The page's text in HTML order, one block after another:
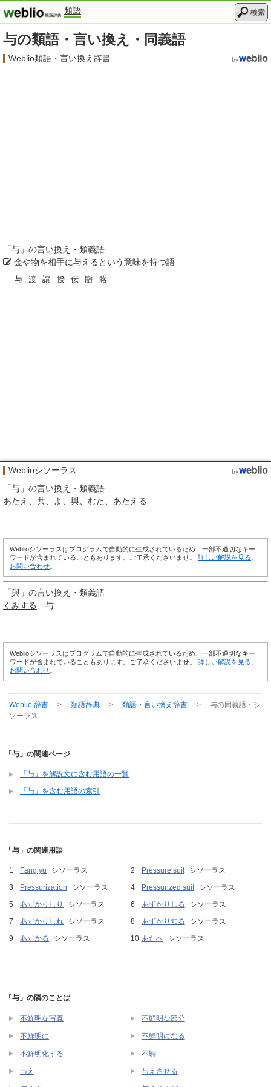
類語 検索
与の類語・言い換え・同義語
Weblio類語・言い換え辞書
「与 」の言い換え・類義語
金や物を相手に与え るという意味を持つ語
与 渡 譲 授 伝 贈 賂
Weblioシソーラス
「与 」の言い換え・類義語
あたえ
共 よ 與 むた あたえる
Weblioシソーラスはプログラムで自動的に生成されているため、一部不適切なキー
ワードが含まれていることもあります。ご了承くださいませ。 詳しい解説を見る。
お問い合わせ。
「與 」の言い換え・類義語
くみする
与
Weblioシソーラスはプログラムで自動的に生成されているため、一部不適切なキー
ワードが含まれていることもあります。ご了承くださいませ。 詳しい解説を見る。
お問い合わせ。
Weblio 辞書 > 類語辞典 > 類語・言い換え辞書 > 与の同義語・シ
ソーラス
「与」の関連ページ
「与」を解説文に含む用語の一覧
「与」を含む用語の索引
「与」の関連用語
Fang yu シソーラス Pressure suit
シソーラス
Pressurization
シソーラス Pressurized suit
シソーラス
あずかりしり
シソーラス あずかりしる
シソーラス
あずかりしれ
シソーラス あずかり知る
シソーラス
あずかる
シソーラス あたへ シソーラス
「与」の隣のことば
不鮮明な写真 不鮮明な部分
不鮮明に 不鮮明になる
不鮮明化する 不鯛
与え 与えさせる